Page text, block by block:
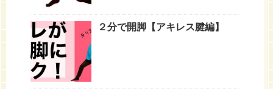
２分で開脚【アキレス腱編】